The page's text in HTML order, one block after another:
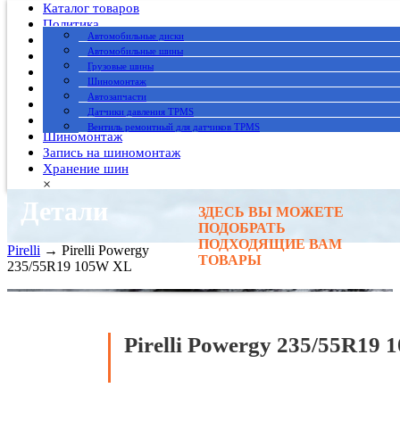
Каталог товаров
Автомобильные диски
Автомобильные шины
Грузовые шины
Шиномонтаж
Автозапчасти
Датчики давления TPMS
Вентиль ремонтный для датчиков TPMS
Политика
Публичный договор
О нас
Оплата
Доставка
Вакансии
Гарантия
Шиномонтаж
Запись на шиномонтаж
Хранение шин
×
Детали
ЗДЕСЬ ВЫ МОЖЕТЕ
ПОДОБРАТЬ
ПОДХОДЯЩИЕ ВАМ
ТОВАРЫ
Pirelli → Pirelli Powergy
235/55R19 105W XL
Pirelli Powergy 235/55R19